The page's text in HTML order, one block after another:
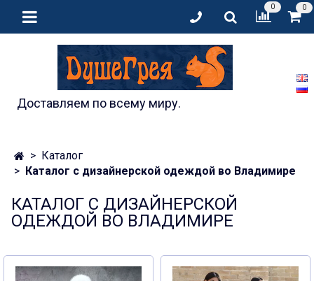
0 0
Доставляем по всему миру.
Каталог
Каталог с дизайнерской одеждой во Владимире
КАТАЛОГ С ДИЗАЙНЕРСКОЙ
ОДЕЖДОЙ ВО ВЛАДИМИРЕ